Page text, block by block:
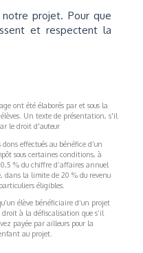
projet. Pour que
et respectent la
ont été élaborés par et sous la
Un texte de présentation, s'il
le droit d'auteur
effectués au bénéfice d’un
sous certaines conditions, à
% du chiffre d’affaires annuel
dans la limite de 20 % du revenu
éligibles.
élève bénéficiaire d’un projet
à la défiscalisation que s’il
payée par ailleurs pour la
au projet.